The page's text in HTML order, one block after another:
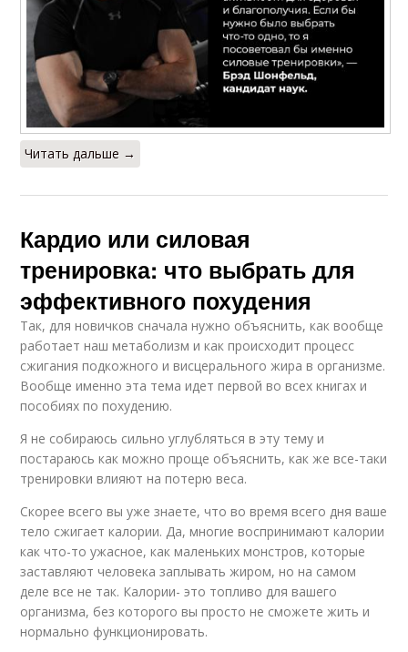
Читать дальше →
Кардио или силовая
тренировка: что выбрать для
эффективного похудения
Так, для новичков сначала нужно объяснить, как вообще
работает наш метаболизм и как происходит процесс
сжигания подкожного и висцерального жира в организме.
Вообще именно эта тема идет первой во всех книгах и
пособиях по похудению.
Я не собираюсь сильно углубляться в эту тему и
постараюсь как можно проще объяснить, как же все-таки
тренировки влияют на потерю веса.
Скорее всего вы уже знаете, что во время всего дня ваше
тело сжигает калории. Да, многие воспринимают калории
как что-то ужасное, как маленьких монстров, которые
заставляют человека заплывать жиром, но на самом
деле все не так. Калории- это топливо для вашего
организма, без которого вы просто не сможете жить и
нормально функционировать.